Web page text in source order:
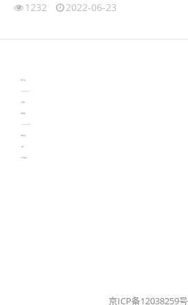
1232 2022-06-23
京ICP备12038259号